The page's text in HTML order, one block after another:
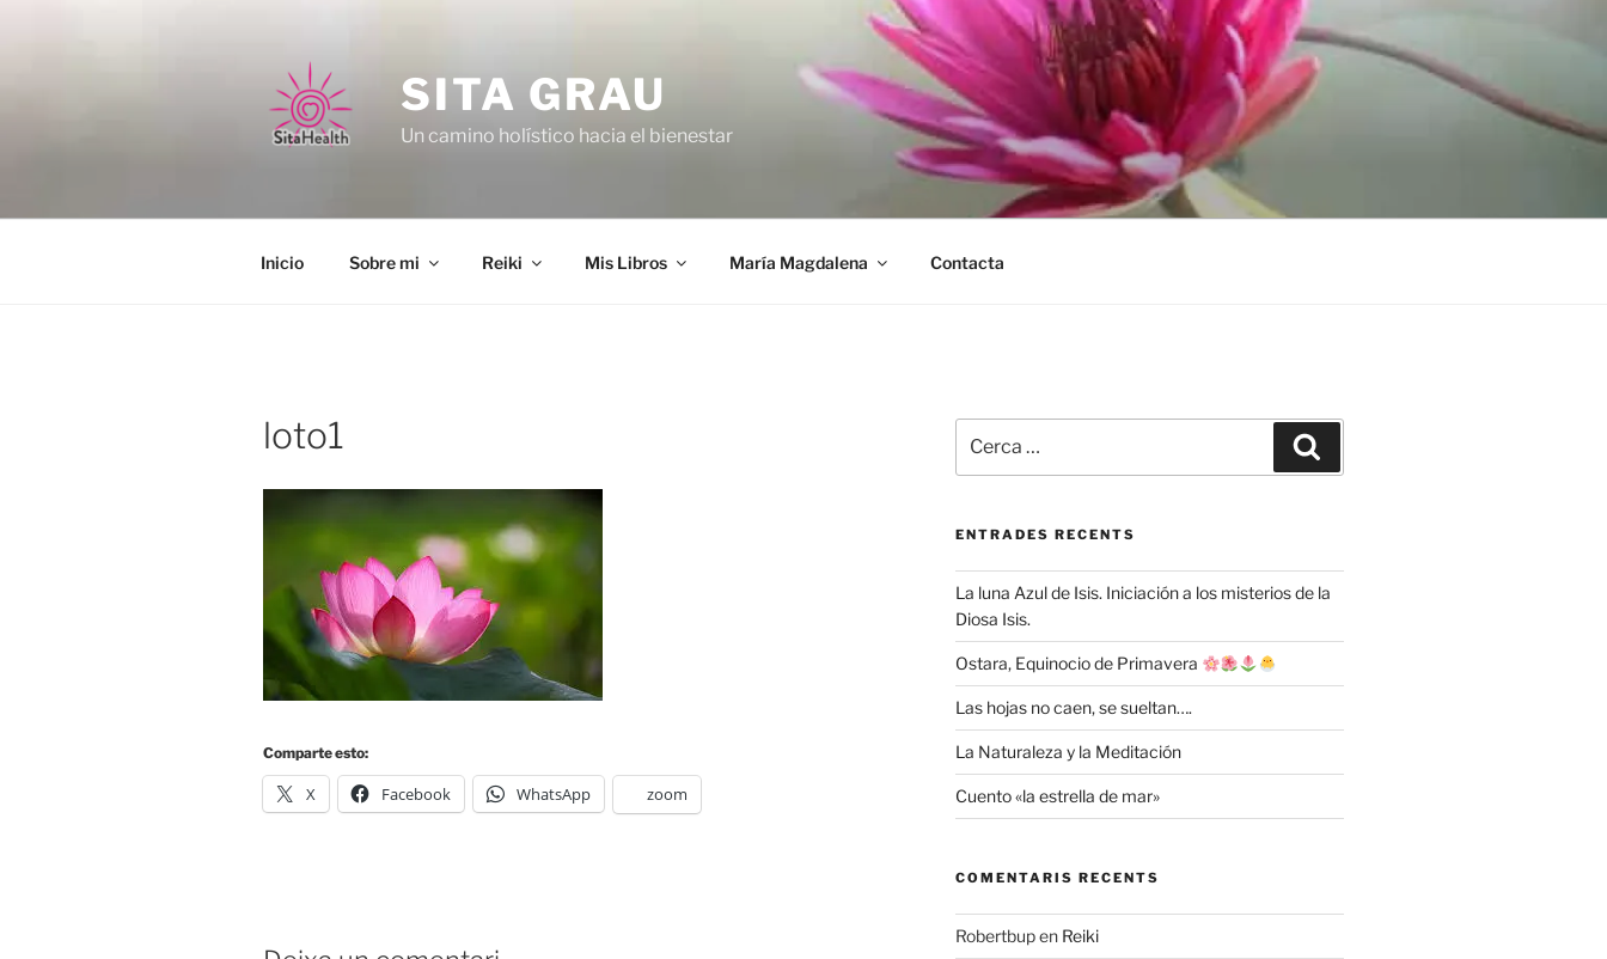
SITA GRAU
Un camino holístico hacia el bienestar
Inicio Sobre mi Reiki Mis Libros María Magdalena Contacta
loto1
Comparte esto:
X Facebook WhatsApp zoom
ENTRADES RECENTS
La luna Azul de Isis. Iniciación a los misterios de la
Diosa Isis.
Ostara, Equinocio de Primavera
Las hojas no caen, se sueltan….
La Naturaleza y la Meditación
Cuento «la estrella de mar»
COMENTARIS RECENTS
Robertbupen Reiki